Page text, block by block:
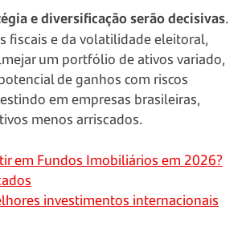
e diversificação serão decisivas.
fiscais e da volatilidade eleitoral,
um portfólio de ativos variado,
de ganhos com riscos
em empresas brasileiras,
menos arriscados.
em Fundos Imobiliários em 2026?
investimentos internacionais